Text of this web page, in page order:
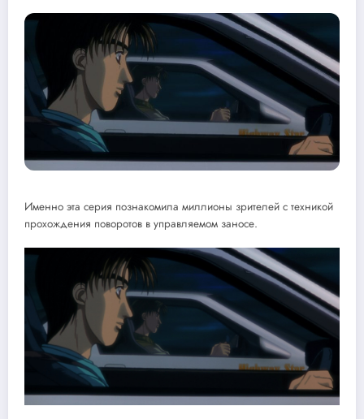
Именно эта серия познакомила миллионы зрителей с техникой
прохождения поворотов в управляемом заносе.